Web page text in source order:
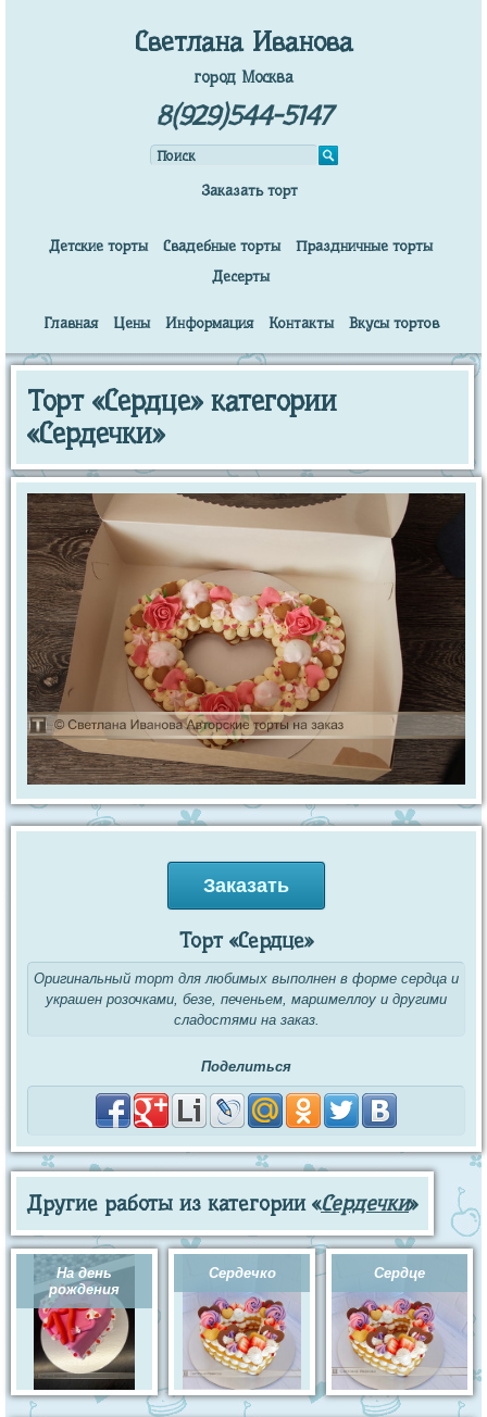
Светлана Иванова
город Москва
8(929)544-5147
Заказать торт
Детские торты Свадебные торты
Праздничные торты
Десерты
Главная Цены Информация Контакты Вкусы тортов
Торт «Сердце» категории
«Сердечки»
Заказать
Торт «Сердце»
Оригинальный торт для любимых выполнен в форме сердца и
украшен розочками, безе, печеньем, маршмеллоу и другими
сладостями на заказ.
Поделиться
Другие работы из категории «Сердечки»
На день
рождения
Сердечко Сердце